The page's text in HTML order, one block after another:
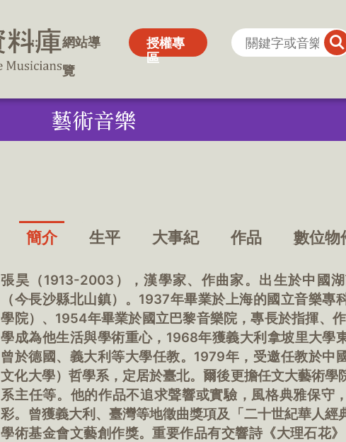
:::
網站導
覽
授權專
區
:::
網站導
覽
授權專
區
藝術音樂
簡介 生平 大事紀 作品 數位物
張昊（1913-2003），漢學家、作曲家。出生於中國
（今長沙縣北山鎮）。1937年畢業於上海的國立音樂專
學院）、1954年畢業於國立巴黎音樂院，專長於指揮、
學成為他生活與學術重心，1968年獲義大利拿坡里大學
曾於德國、義大利等大學任教。1979年，受邀任教於中
文化大學）哲學系，定居於臺北。爾後更擔任文大藝術學
系主任等。他的作品不追求聲響或實驗，風格典雅保守
彩。曾獲義大利、臺灣等地徵曲獎項及「二十世紀華人經
學術基金會文藝創作獎。重要作品有交響詩《大理石花